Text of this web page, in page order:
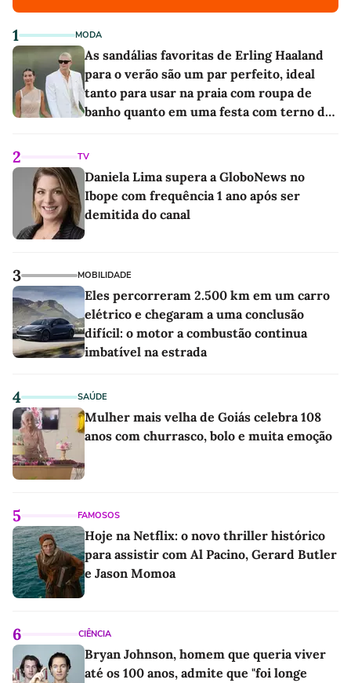
1 MODA
As sandálias favoritas de Erling Haaland
para o verão são um par perfeito, ideal
tanto para usar na praia com roupa de
banho quanto em uma festa com terno de
2 TV
Daniela Lima supera a GloboNews no
Ibope com frequência 1 ano após ser
demitida do canal
3 MOBILIDADE
Eles percorreram 2.500 km em um carro
elétrico e chegaram a uma conclusão
difícil: o motor a combustão continua
imbatível na estrada
4 SAÚDE
Mulher mais velha de Goiás celebra 108
anos com churrasco, bolo e muita emoção
5 FAMOSOS
Hoje na Netflix: o novo thriller histórico
para assistir com Al Pacino, Gerard Butler
e Jason Momoa
6 CIÊNCIA
Bryan Johnson, homem que queria viver
até os 100 anos, admite que "foi longe